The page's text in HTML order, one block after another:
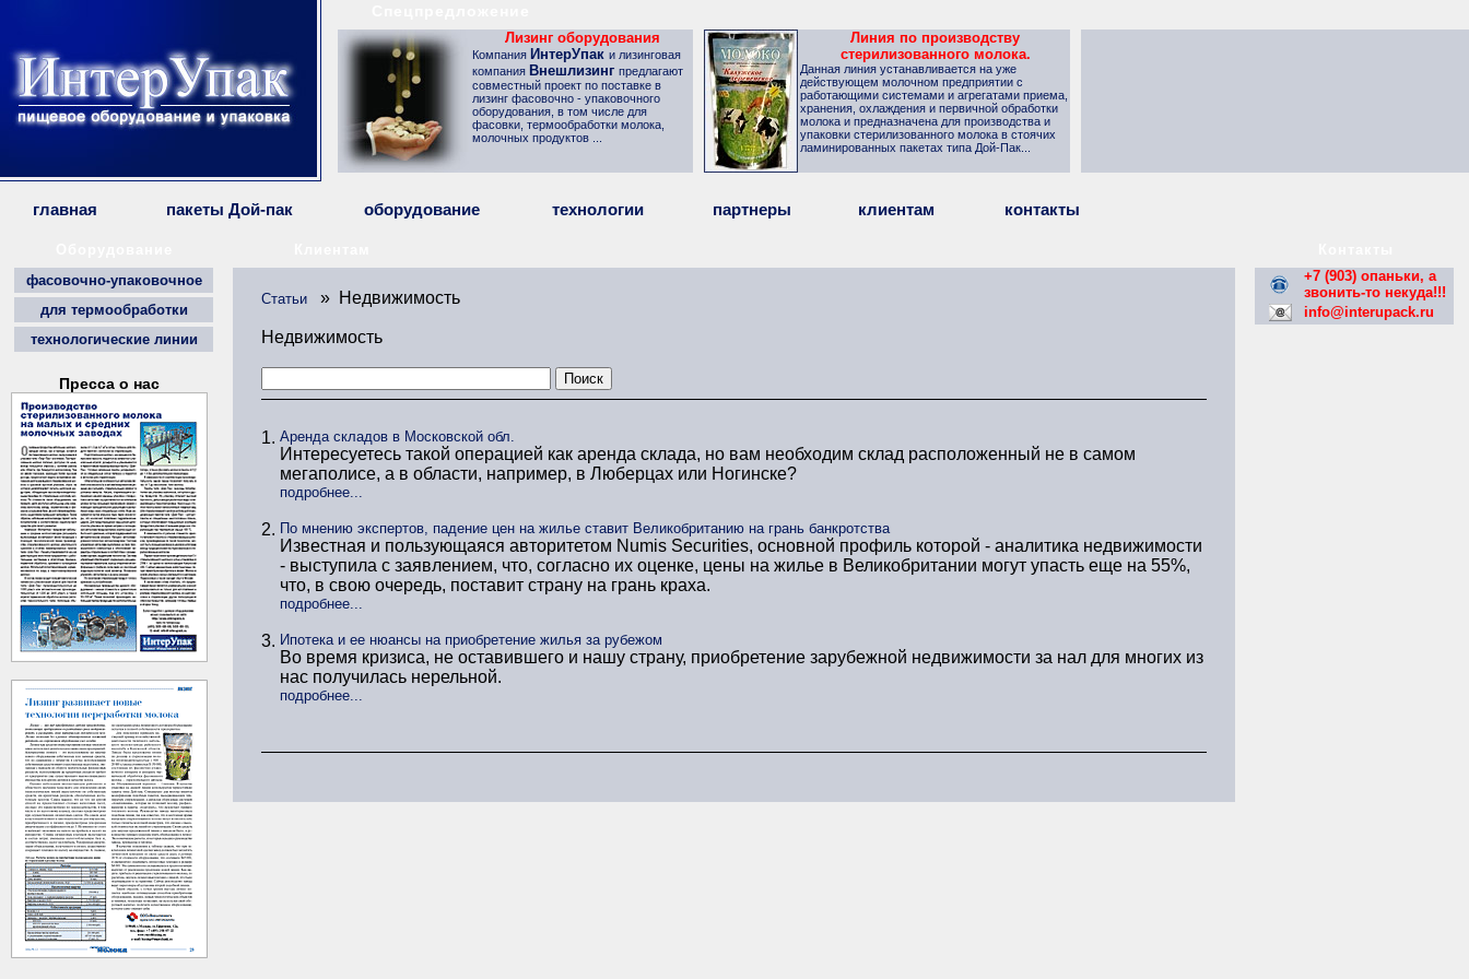
Лизинг оборудования
Компания ИнтерУпак и лизинговая
компания Внешлизинг предлагают
совместный проект по поставке в
лизинг фасовочно - упаковочного
оборудования, в том числе для
фасовки, термообработки молока,
молочных продуктов ...
Линия по производству
стерилизованного молока.
Данная линия устанавливается на уже
действующем молочном предприятии с
работающими системами и агрегатами приема,
хранения, охлаждения и первичной обработки
молока и предназначена для производства и
упаковки стерилизованного молока в стоячих
ламинированных пакетах типа Дой-Пак...
главная пакеты Дой-пак оборудование технологии партнеры клиентам контакты
фасовочно-упаковочное
для термообработки
технологические линии
Пресса о нас
Статьи » Недвижимость
Недвижимость
1. Аренда складов в Московской обл.
Интересуетесь такой операцией как аренда склада, но вам необходим склад расположенный не в самом
мегаполисе, а в области, например, в Люберцах или Ногинске?
подробнее...
2. По мнению экспертов, падение цен на жилье ставит Великобританию на грань банкротства
Известная и пользующаяся авторитетом Numis Securities, основной профиль которой - аналитика недвижимости
- выступила с заявлением, что, согласно их оценке, цены на жилье в Великобритании могут упасть еще на 55%,
что, в свою очередь, поставит страну на грань краха.
подробнее...
3. Ипотека и ее нюансы на приобретение жилья за рубежом
Во время кризиса, не оставившего и нашу страну, приобретение зарубежной недвижимости за нал для многих из
нас получилась нерельной.
подробнее...
+7 (903) опаньки, а
звонить-то некуда!!!
info@interupack.ru